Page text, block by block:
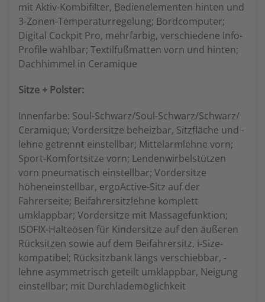
mit Aktiv-Kombifilter, Bedienelementen hinten und
3-Zonen-Temperaturregelung; Bordcomputer;
Digital Cockpit Pro, mehrfarbig, verschiedene Info-
Profile wählbar; Textilfußmatten vorn und hinten;
Dachhimmel in Ceramique
Sitze + Polster:
Innenfarbe: Soul-Schwarz/Soul-Schwarz/Schwarz/
Ceramique; Vordersitze beheizbar, Sitzfläche und -
lehne getrennt einstellbar; Mittelarmlehne vorn;
Sport-Komfortsitze vorn; Lendenwirbelstützen
vorn pneumatisch einstellbar; Vordersitze
höheneinstellbar, ergoActive-Sitz auf der
Fahrerseite; Beifahrersitzlehne komplett
umklappbar; Vordersitze mit Massagefunktion;
ISOFIX-Halteösen für Kindersitze auf den äußeren
Rücksitzen sowie auf dem Beifahrersitz, i-Size-
kompatibel; Rücksitzbank längs verschiebbar, -
lehne asymmetrisch geteilt umklappbar, Neigung
einstellbar; mit Durchlademöglichkeit